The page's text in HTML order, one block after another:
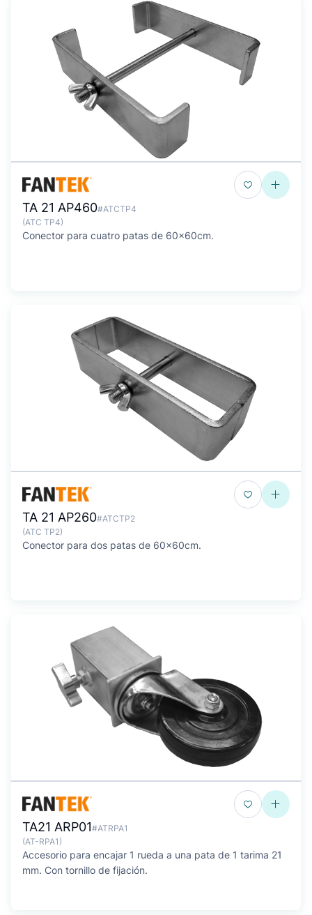
TA 21 AP460#ATCTP4
(ATC TP4)
Conector para cuatro patas de 60x60cm.
TA 21 AP260#ATCTP2
(ATC TP2)
Conector para dos patas de 60x60cm.
TA21 ARP01#ATRPA1
(AT-RPA1)
Accesorio para encajar 1 rueda a una pata de 1 tarima 21
mm. Con tornillo de fijación.